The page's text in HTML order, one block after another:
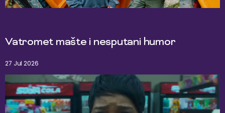
Vatromet mašte i nesputani humor
27 Jul 2026